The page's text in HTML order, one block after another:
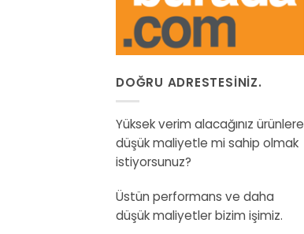
DOĞRU ADRESTESINIZ.
Yüksek verim alacağınız ürünlere
düşük maliyetle mi sahip olmak
istiyorsunuz?
Üstün performans ve daha
düşük maliyetler bizim işimiz.